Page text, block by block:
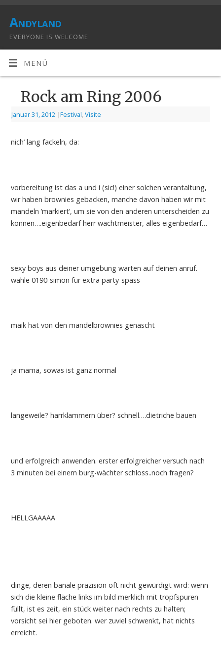
Andyland
EVERYONE IS WELCOME
MENÜ
Rock am Ring 2006
Januar 31, 2012 |Festival Visite
nich’ lang fackeln, da:
vorbereitung ist das a und i (sic!) einer solchen verantaltung,
wir haben brownies gebacken, manche davon haben wir mit
mandeln ‘markiert’, um sie von den anderen unterscheiden zu
können….eigenbedarf herr wachtmeister, alles eigenbedarf…
sexy boys aus deiner umgebung warten auf deinen anruf.
wähle 0190-simon für extra party-spass
maik hat von den mandelbrownies genascht
ja mama, sowas ist ganz normal
langeweile? harrklammern über? schnell….dietriche bauen
und erfolgreich anwenden. erster erfolgreicher versuch nach
3 minuten bei einem burg-wächter schloss..noch fragen?
HELLGAAAAA
dinge, deren banale präzision oft nicht gewürdigt wird: wenn
sich die kleine fläche links im bild merklich mit tropfspuren
füllt, ist es zeit, ein stück weiter nach rechts zu halten;
vorsicht sei hier geboten. wer zuviel schwenkt, hat nichts
erreicht.